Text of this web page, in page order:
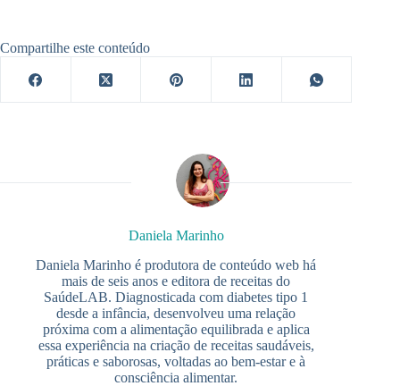
Compartilhe este conteúdo
Daniela Marinho
Daniela Marinho é produtora de conteúdo web há
mais de seis anos e editora de receitas do
SaúdeLAB. Diagnosticada com diabetes tipo 1
desde a infância, desenvolveu uma relação
próxima com a alimentação equilibrada e aplica
essa experiência na criação de receitas saudáveis,
práticas e saborosas, voltadas ao bem-estar e à
consciência alimentar.